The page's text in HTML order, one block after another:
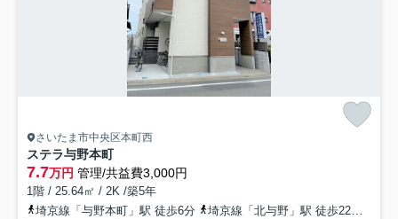
さいたま市中央区本町西
ステラ与野本町
7.7万円 管理/共益費3,000円
1階 / 25.64㎡ / 2K /築5年
埼京線「与野本町」駅 徒歩6分
埼京線「北与野」駅 徒歩22分